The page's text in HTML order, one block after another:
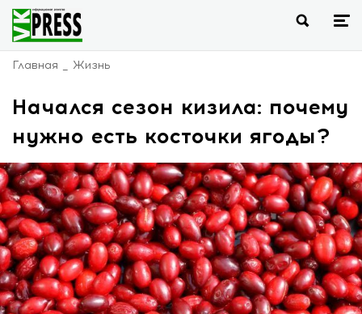
Главная Жизнь
Начался сезон кизила: почему
нужно есть косточки ягоды?